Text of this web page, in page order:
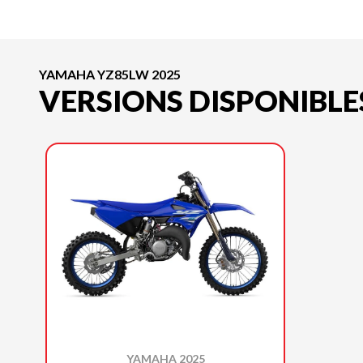
YAMAHA YZ85LW 2025
VERSIONS
YAMAHA 2025